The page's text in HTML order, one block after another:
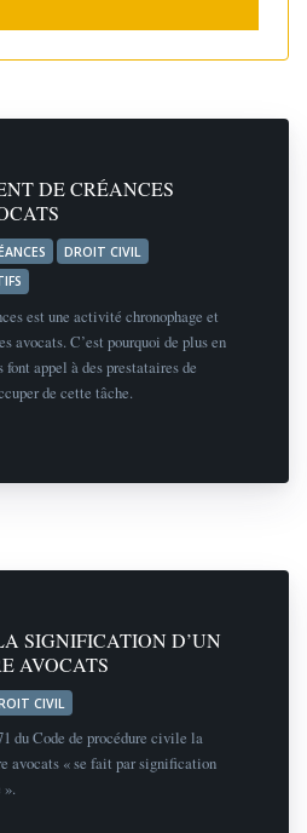
DE CRÉANCES
DROIT CIVIL
est une activité chronophage et
avocats. C’est pourquoi de plus en
font appel à des prestataires de
de cette tâche.
SIGNIFICATION D’UN
AVOCATS
CIVIL
du Code de procédure civile la
avocats « se fait par signification